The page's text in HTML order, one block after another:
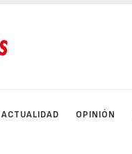
ACTUALIDAD OPINIÓN